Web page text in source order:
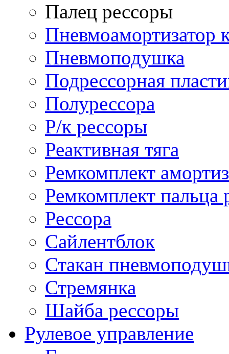
Палец рессоры
Пневмоамортизатор
Пневмоподушка
Подрессорная
Полурессора
Р/к рессоры
Реактивная тяга
Ремкомплект
Ремкомплект пальца
Рессора
Сайлентблок
Стакан
Стремянка
Шайба рессоры
Рулевое управление